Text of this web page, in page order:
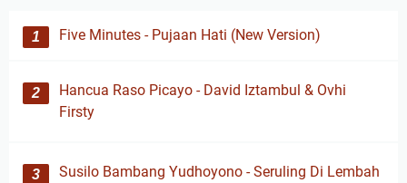
Five Minutes - Pujaan Hati (New Version)
Hancua Raso Picayo - David Iztambul & Ovhi
Firsty
Susilo Bambang Yudhoyono - Seruling Di Lembah